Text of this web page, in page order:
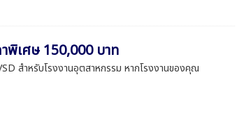
พิเศษ 150,000 บาท
สำหรับโรงงานอุตสาหกรรม หากโรงงานของคุณ